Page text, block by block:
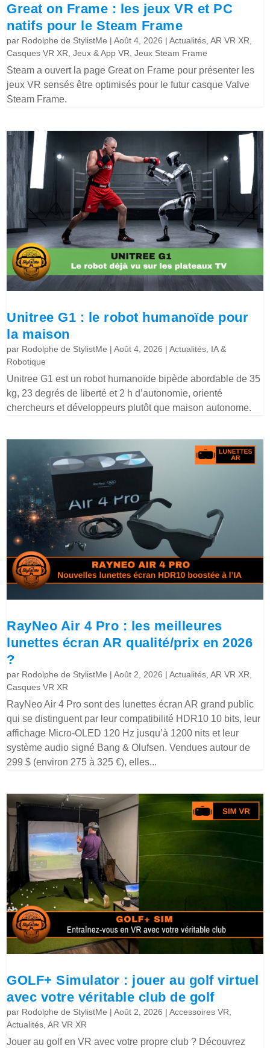
Great on Frame : les jeux VR et PC
natifs pour le Steam Frame
par Rodolphe de StylistMe |Août 4, 2026 |Actualités ,AR VR XR
Casques VR XR ,Jeux & App VR ,Jeux Steam Frame
Steam a ouvert la page Great on Frame pour présenter les
jeux VR sensés être optimisés pour le futur casque Valve
Steam Frame.
Unitree G1 : le robot humanoïde pour
la maison
par Rodolphe de StylistMe |Août 4, 2026 |Actualités IA &
Robotique
Unitree G1 est un robot humanoïde bipède abordable de 35
kg, 23 degrés de liberté et 2 h d’autonomie, orienté
chercheurs et développeurs plutôt que maison autonome.
RayNeo Air 4 Pro : les meilleures
lunettes écran AR qualité/prix en 2026
?
par Rodolphe de StylistMe |Août 2, 2026 |Actualités ,AR VR XR
Casques VR XR
RayNeo Air 4 Pro sont des lunettes écran AR grand public
qui se distinguent par leur compatibilité HDR10 10 bits, leur
affichage Micro-OLED 120 Hz jusqu’à 1200 nits et leur
système audio signé Bang & Olufsen. Vendues autour de
299 $ (environ 275 à 325 €), elles...
GOLF+ Simulator : jouer au golf virtuel
avec votre véritable club de golf
par Rodolphe de StylistMe |Août 2, 2026 |Accessoires VR
Actualités ,AR VR XR
Jouer au golf en VR avec votre propre club ? Découvrez